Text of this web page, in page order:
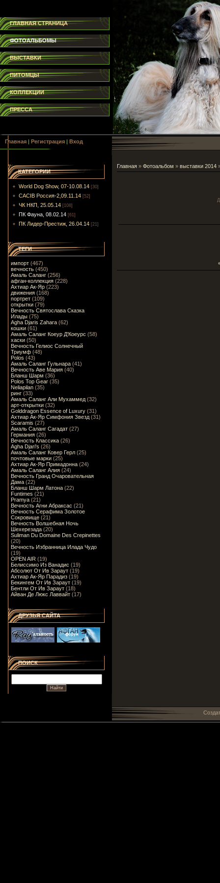
ГЛАВНАЯ СТРАНИЦА
ФОТОАЛЬБОМЫ
ВЫСТАВКИ
ПИТОМЦЫ
КОЛЛЕКЦИИ
ПРЕССА
Главная | Регистрация | Вход
КАТЕГОРИИ
World Dog Show, 07-10.08.14 [30]
CACIB Россия-2,09.11.14 [52]
ЧК НКП, 25.05.14 [108]
ПК Фауна, 08.02.14 [61]
ПК Лидер-Престиж, 26.04.14 [21]
ТЕГИ
импорт (467)
вечность (450)
Амаль Саланг (256)
афган-коллекция (228)
Ахтиар Ак-Яр (223)
движения (168)
портрет (109)
открытки (79)
Вечность Святослава Сказка
Илады (75)
Agha Djaris Zahara (62)
кошки (61)
Амаль Саланг Коеур Д'Коеурс (58)
хаски (50)
Вечность Гелиос Солнечный
Триумф (48)
Polos (43)
Амаль Саланг Гульнара (41)
Вечность Аве Мария (40)
Бланш Шарм (36)
Polos Top Gear (35)
Neliapilan (35)
ринг (33)
Амаль Саланг Али Мухаммед (32)
арт-открытки (32)
Golddragon Essence of Luxury (31)
Ахтиар Ак-Яр Симфония Звезд (31)
Scaramis (27)
Амаль Саланг Сагадат (27)
Германия (26)
Вечность Классика (26)
Agha Djari's (26)
Амаль Саланг Ковер Герл (25)
почтовые марки (25)
Ахтиар Ак-Яр Примадонна (24)
Амаль Саланг Алия (24)
Вечность Гранд Очаровательная
Дама (22)
Бланш Шарм Латона (22)
Funtimes (21)
Pramya (21)
Вечность Агни Абраксас (21)
Вечность Серафима Золотое
Сокровище (21)
Вечность Волшебная Ночь
Шехерезада (20)
Suliman Du Domaine Des Crepinettes
(20)
Вечность Избранница Илада Чудо
(19)
OPEN AIR (19)
Белиссимо Из Ванадис (19)
Абсолют От Ив Зараут (19)
Ахтиар Ак-Яр Парадиз (19)
Бекингем От Ив Зараут (19)
Бентли От Ив Зараут (18)
Айван Де Люкс Лаввайт (17)
ДРУЗЬЯ САЙТА
ПОИСК
Главная » Фотоальбом » выставки 2014